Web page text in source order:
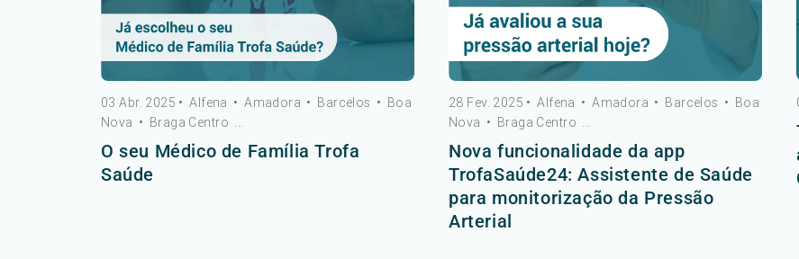
03 Abr. 2025 • Alfena • Amadora • Barcelos • Boa
Nova • Braga Centro ...
O seu Médico de Família Trofa
Saúde
28 Fev. 2025 • Alfena • Amadora • Barcelos • Boa
Nova • Braga Centro ...
Nova funcionalidade da app
TrofaSaúde24: Assistente de Saúde
para monitorização da Pressão
Arterial